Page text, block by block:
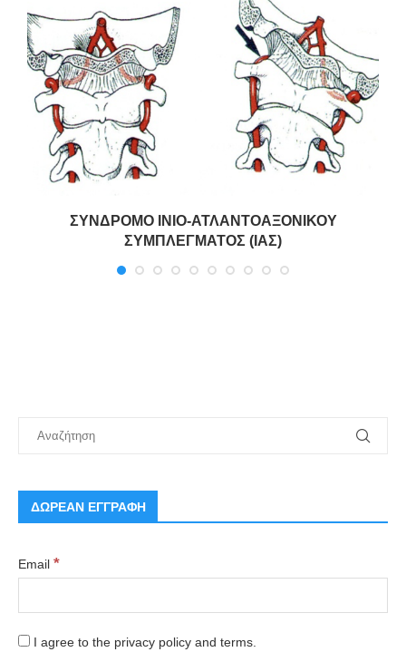
ΣΥΝΔΡΟΜΟ ΙΝΙΟ-ΑΤΛΑΝΤΟΑΞΟΝΙΚΟΥ
ΣΥΜΠΛΕΓΜΑΤΟΣ (ΙΑΣ)
ΔΩΡΕΑΝ ΕΓΓΡΑΦΗ
Email *
I agree to the privacy policy and terms.